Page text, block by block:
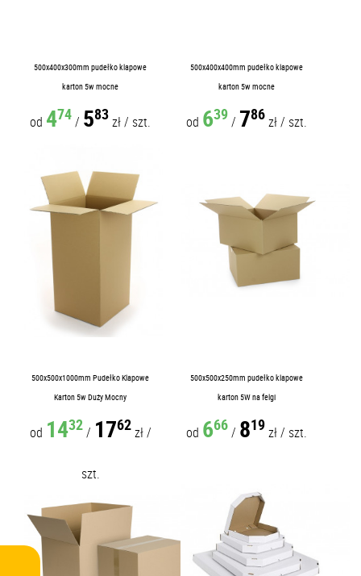
500x400x300mm pudełko klapowe
karton 5w mocne
od 474/ 583zł/ szt.
500x400x400mm pudełko klapowe
karton 5w mocne
od 639/ 786zł/ szt.
500x500x1000mm Pudełko Klapowe
Karton 5w Duży Mocny
od 1432 / 1762 zł /
szt.
500x500x250mm pudełko klapowe
karton 5W na felgi
od 666/ 819zł/ szt.